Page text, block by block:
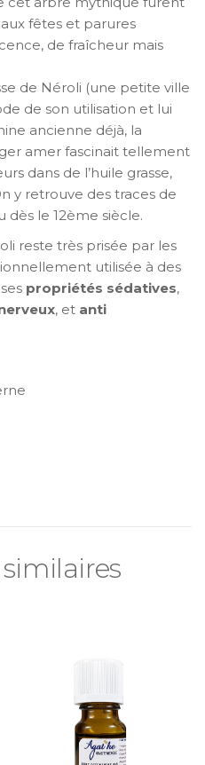
fêtes et parures
de fraîcheur mais
de Néroli (une petite ville
de son utilisation et lui
ancienne déjà, la
amer fascinait tellement
dans de l’huile grasse,
y retrouve des traces de
dès le 12ème siècle.
reste très prisée par les
utilisée à des
propriétés sédatives,
, et anti